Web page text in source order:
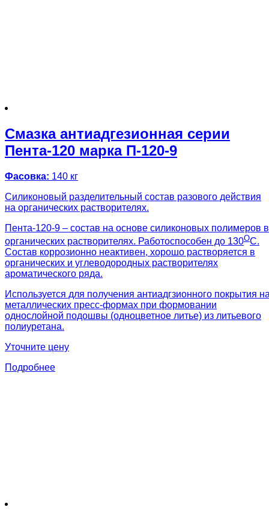
Смазка антиадгезионная серии
Пента-120 марка П-120-9
Фасовка: 140 кг
Силиконовый разделительный состав разового действия
на органических растворителях.
Пента-120-9 – состав на основе силиконовых полимеров в
органических растворителях. Работоспособен до 130ОС.
Состав коррозионно неактивен, хорошо растворяется в
органических и углеводородных растворителях
ароматического ряда.
Используется для получения антиадгзионного покрытия
металлических пресс-формах при формовании
однослойной подошвы (одноцветное литье) из литьевого
полиуретана.
Уточните цену
Подробнее